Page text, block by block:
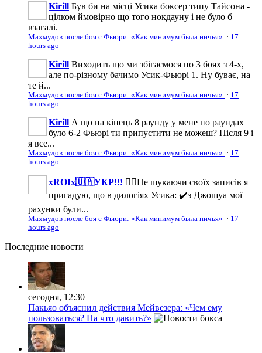
Kirill Був би на місці Усика боксер типу Тайсона -
цілком ймовірно що того нокдауну і не було б
взагалі.
Махмудов после боя с Фьюри: «Как минимум была ничья» · 17
hours ago
Kirill Виходить що ми збігаємося по 3 боях з 4-х,
але по-різному бачимо Усик-Фьюрі 1. Ну буває, на
те й...
Махмудов после боя с Фьюри: «Как минимум была ничья» · 17
hours ago
Kirill А що на кінець 8 раунду у мене по раундах
було 6-2 Фьюрі ти припустити не можеш? Після 9 і
я все...
Махмудов после боя с Фьюри: «Как минимум была ничья» · 17
hours ago
xROIx🇺🇦УКР!!! ☝🏼Не шукаючи своїх записів я
пригадую, що в дилогіях Усика: ✔️з Джошуа мої
рахунки були...
Махмудов после боя с Фьюри: «Как минимум была ничья» · 17
hours ago
Последние новости
сегодня, 12:30
Пакьяо объяснил действия Мейвезера: «Чем ему
пользоваться? На что давить?»